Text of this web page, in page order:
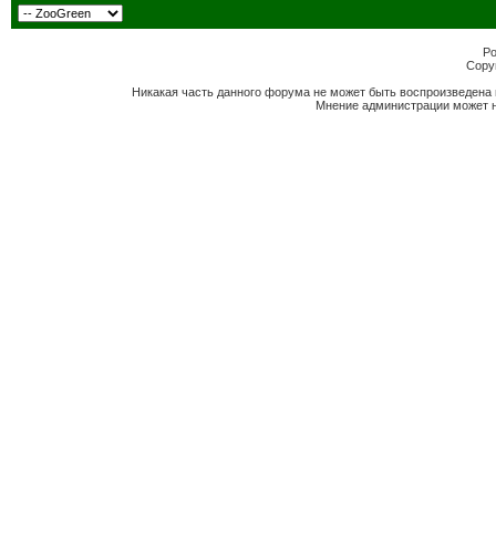
Никакая часть данного форума не может быть
Мнение администрации может